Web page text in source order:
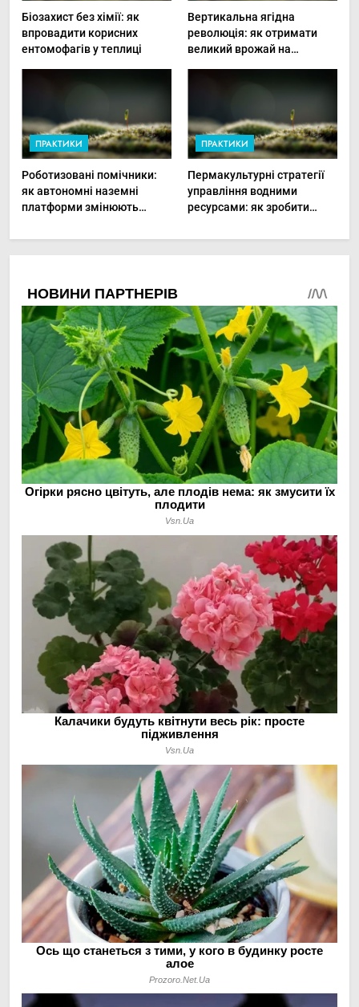
Біозахист без хімії: як
впровадити корисних
ентомофагів у теплиці
Вертикальна ягідна
революція: як отримати
великий врожай на
ПРАКТИКИ
Роботизовані помічники:
як автономні наземні
платформи змінюють
овочами
ПРАКТИКИ
Пермакультурні стратегії
управління водними
ресурсами: як зробити
до посухи